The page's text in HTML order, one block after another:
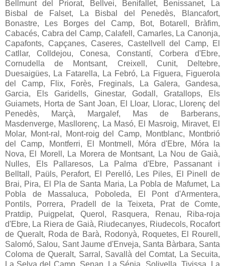
Bellmunt del Priorat, Bellvei, Benifallet, Benissanet, La
Bisbal de Falset, La Bisbal del Penedès, Blancafort,
Bonastre, Les Borges del Camp, Bot, Botarell, Bràfim,
Cabacés, Cabra del Camp, Calafell, Camarles, La Canonja,
Capafonts, Capçanes, Caseres, Castellvell del Camp, El
Catllar, Colldejou, Conesa, Constantí, Corbera d'Ebre,
Cornudella de Montsant, Creixell, Cunit, Deltebre,
Duesaigües, La Fatarella, La Febró, La Figuera, Figuerola
del Camp, Flix, Forès, Freginals, La Galera, Gandesa,
Garcia, Els Garidells, Ginestar, Godall, Gratallops, Els
Guiamets, Horta de Sant Joan, El Lloar, Llorac, Llorenç del
Penedès, Marçà, Margalef, Mas de Barberans,
Masdenverge, Masllorenç, La Masó, El Masroig, Miravet, El
Molar, Mont-ral, Mont-roig del Camp, Montblanc, Montbrió
del Camp, Montferri, El Montmell, Móra d'Ebre, Móra la
Nova, El Morell, La Morera de Montsant, La Nou de Gaià,
Nulles, Els Pallaresos, La Palma d'Ebre, Passanant i
Belltall, Paüls, Perafort, El Perelló, Les Piles, El Pinell de
Brai, Pira, El Pla de Santa Maria, La Pobla de Mafumet, La
Pobla de Massaluca, Poboleda, El Pont d'Armentera,
Pontils, Porrera, Pradell de la Teixeta, Prat de Comte,
Pratdip, Puigpelat, Querol, Rasquera, Renau, Riba-roja
d'Ebre, La Riera de Gaià, Riudecanyes, Riudecols, Rocafort
de Queralt, Roda de Barà, Rodonyà, Roquetes, El Rourell,
Salomó, Salou, Sant Jaume d'Enveja, Santa Bàrbara, Santa
Coloma de Queralt, Sarral, Savallà del Comtat, La Secuita,
La Selva del Camp, Senan, La Sénia, Solivella, Tivissa, La